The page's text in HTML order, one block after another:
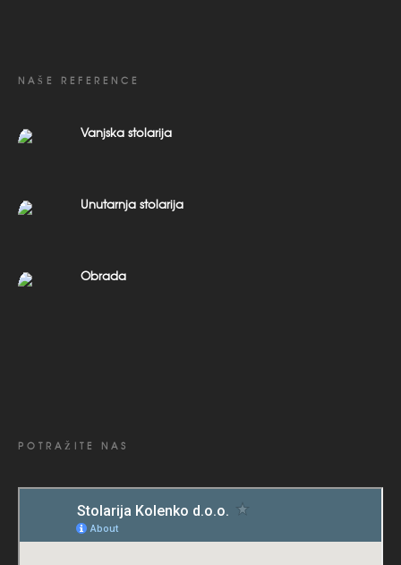
NAŠE REFERENCE
Vanjska stolarija
Unutarnja stolarija
Obrada
POTRAŽITE NAS